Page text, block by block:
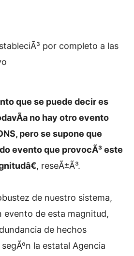
por completo a las
que se puede decir es
no hay otro evento
pero se supone que
evento que provocÃ³ este
, reseÃ±Ã³.
de nuestro sistema,
evento de esta magnitud,
de hechos
segÃºn la estatal Agencia